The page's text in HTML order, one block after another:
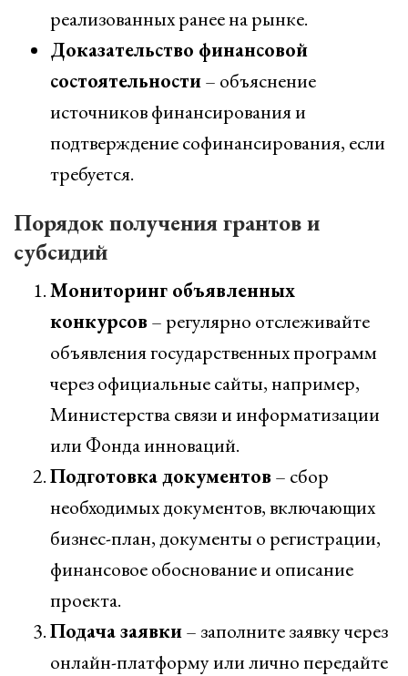
реализованных ранее на рынке.
Доказательство финансовой
состоятельности– объяснение
источников финансирования и
подтверждение софинансирования, если
требуется.
Порядок получения грантов и
субсидий
Мониторинг объявленных
конкурсов – регулярно отслеживайте
объявления государственных программ
через официальные сайты, например,
Министерства связи и информатизации
или Фонда инноваций.
Подготовка документов – сбор
необходимых документов, включающих
бизнес-план, документы о регистрации,
финансовое обоснование и описание
проекта.
Подача заявки– заполните заявку через
онлайн-платформу или лично передайте